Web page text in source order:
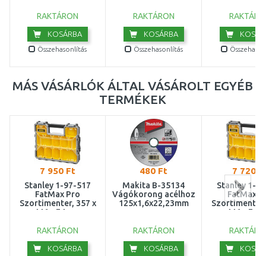
RAKTÁRON
KOSÁRBA
Összehasonlítás
RAKTÁRON
KOSÁRBA
Összehasonlítás
MÁS VÁSÁRLÓK ÁLTAL VÁSÁROLT EGYÉB
TERMÉKEK
7 950 Ft
Stanley 1-97-517
FatMax Pro
Szortimenter, 357 x
446 x 74 mm
RAKTÁRON
KOSÁRBA
480 Ft
Makita B-35134
Vágókorong acélhoz
125x1,6x22,23mm
RAKTÁRON
KOSÁRBA
7 720
Stanley 1-
FatMax
Szortimenter,
446 x 74